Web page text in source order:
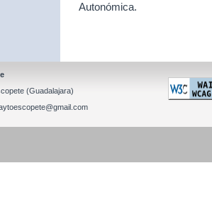
Autonómica.
(Guadalajara)